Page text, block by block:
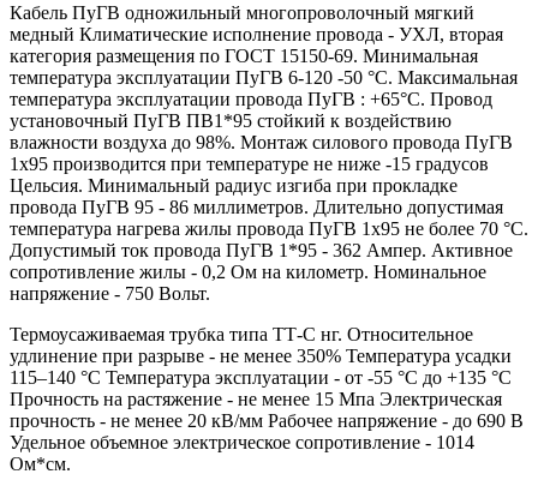
Кабель ПуГВ одножильный многопроволочный мягкий
медный Климатические исполнение провода - УХЛ, вторая
категория размещения по ГОСТ 15150-69. Минимальная
температура эксплуатации ПуГВ 6-120 -50 °С. Максимальная
температура эксплуатации провода ПуГВ : +65°С. Провод
установочный ПуГВ ПВ1*95 стойкий к воздействию
влажности воздуха до 98%. Монтаж силового провода ПуГВ
1х95 производится при температуре не ниже -15 градусов
Цельсия. Минимальный радиус изгиба при прокладке
провода ПуГВ 95 - 86 миллиметров. Длительно допустимая
температура нагрева жилы провода ПуГВ 1х95 не более 70 °С.
Допустимый ток провода ПуГВ 1*95 - 362 Ампер. Активное
сопротивление жилы - 0,2 Ом на километр. Номинальное
напряжение - 750 Вольт.
Термоусаживаемая трубка типа ТТ-С нг. Относительное
удлинение при разрыве - не менее 350% Температура усадки
115–140 °C Температура эксплуатации - от -55 °C до +135 °C
Прочность на растяжение - не менее 15 Мпа Электрическая
прочность - не менее 20 кВ/мм Рабочее напряжение - до 690 В
Удельное объемное электрическое сопротивление - 1014
Ом*см.